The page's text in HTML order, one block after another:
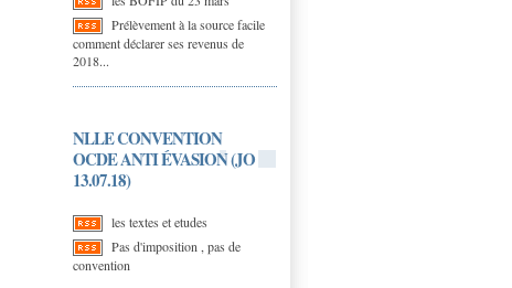
Prélèvement à la source facile
comment déclarer ses revenus de
2018...
NLLE CONVENTION
OCDE ANTI ÉVASION (JO
13.07.18)
les textes et etudes
Pas d'imposition , pas de
convention